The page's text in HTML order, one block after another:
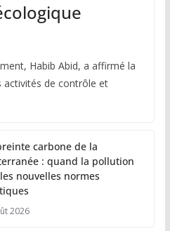
Habib Abid, a affirmé la
activités de contrôle et
carbone de la
: quand la pollution
nouvelles normes
2026